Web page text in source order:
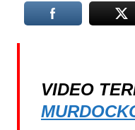
VIDEO